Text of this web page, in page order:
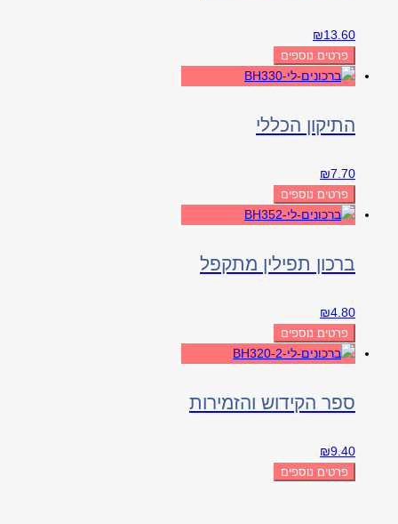
₪13.60
פרטים נוספים
התיקון הכללי
₪7.70
פרטים נוספים
ברכון תפילין מתקפל
₪4.80
פרטים נוספים
ספר הקידוש והזמירות
₪9.40
פרטים נוספים